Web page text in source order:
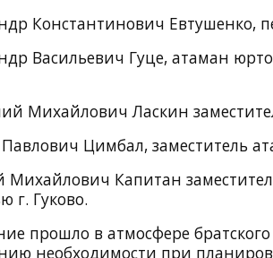
Константинович Евтушенко,
Васильевич Гуце, атаман
Михайлович Ласкин
Цимбал, заместитель
Михайлович Капитан
г. Гуково.
прошло в атмосфере
необходимости при